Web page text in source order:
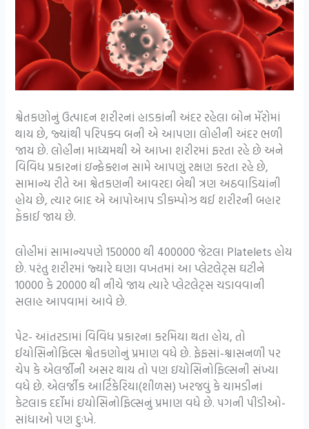
શ્વેતકણોનું ઉત્પાદન શરીરનાં હાડકાંની અંદર રહેલા બોન મૅરોમાં
થાય છે, જ્યાંથી પરિપક્વ બની એ આપણા લોહીની અંદર ભળી
જાય છે. લોહીના માધ્યમથી એ આખા શરીરમાં ફરતા રહે છે અને
વિવિધ પ્રકારનાં ઇન્ફેક્શન સામે આપણું રક્ષણ કરતા રહે છે,
સામાન્ય રીતે આ શ્વેતકણની આવરદા બેથી ત્રણ અઠવાડિયાંની
હોય છે, ત્યાર બાદ એ આપોઆપ ડીકમ્પોઝ થઈ શરીરની બહાર
ફેંકાઈ જાય છે.
લોહીમાં સામાન્યપણે 150000 થી 400000 જેટલા Platelets હોય
છે. પરંતુ શરીરમાં જ્યારે ઘણા વખતમાં આ પ્લેટલેટ્સ ઘટીને
10000 કે 20000 થી નીચે જાય ત્યારે પ્લેટલેટ્સ ચડાવવાની
સલાહ આપવામાં આવે છે.
પેટ- આંતરડામાં વિવિધ પ્રકારના કરમિયા થતા હોય, તો
ઈયોસિનોફિલ્સ શ્વેતકણોનું પ્રમાણ વધે છે. ફેફસાં-શ્વાસનળી પર
ચેપ કે એલર્જીની અસર થાય તો પણ ઇયોસિનોફિલ્સની સંખ્યા
વધે છે. એલર્જીક આર્ટિકેરિયા(શીળસ) ખરજવું કે ચામડીનાં
કેટલાક દર્દોમાં ઇયોસિનોફિલ્સનું પ્રમાણ વધે છે. પગની પીંડીઓ-
સાંધાઓ પણ દુ:ખે.